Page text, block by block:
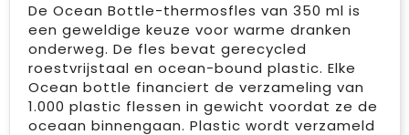
De Ocean Bottle-thermosfles van 350 ml is
een geweldige keuze voor warme dranken
onderweg. De fles bevat gerecycled
roestvrijstaal en ocean-bound plastic. Elke
Ocean bottle financiert de verzameling van
1.000 plastic flessen in gewicht voordat ze de
oceaan binnengaan. Plastic wordt verzameld